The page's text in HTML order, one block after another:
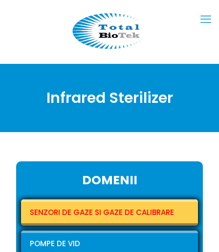
Infrared Sterilizer
DOMENII
SENZORI DE GAZE SI GAZE DE CALIBRARE
POMPE DE VID